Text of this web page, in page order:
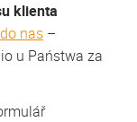
klienta
nas –
u Państwa za